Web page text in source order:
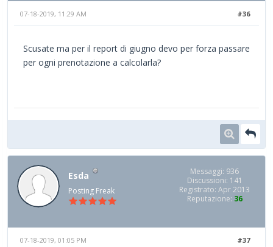
#36
07-18-2019, 11:29 AM
Scusate ma per il report di giugno devo per forza passare
per ogni prenotazione a calcolarla?
Esda
Posting Freak
Messaggi: 936
Discussioni: 141
Registrato: Apr 2013
Reputazione: 36
#37
07-18-2019, 01:05 PM